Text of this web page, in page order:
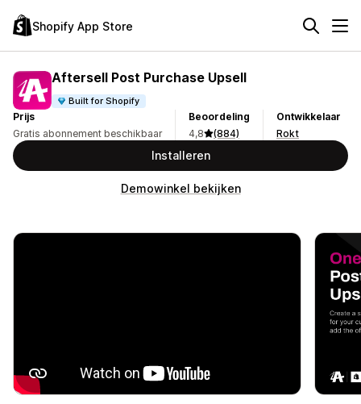
Shopify App Store
Aftersell Post Purchase Upsell
Built for Shopify
Prijs
Gratis abonnement beschikbaar
Beoordeling
4,8
(884)
Ontwikkelaar
Rokt
Installeren
Demowinkel bekijken